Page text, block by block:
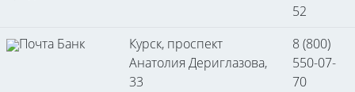
52
Почта Банк
Курск, проспект
Анатолия Дериглазова,
33
8 (800)
550-07-
70